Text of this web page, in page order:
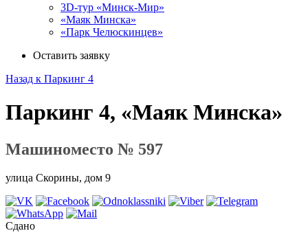
3D-тур «Минск-Мир»
«Маяк Минска»
«Парк Челюскинцев»
Оставить заявку
Назад к Паркинг 4
Паркинг 4, «Маяк Минска»
Машиноместо № 597
улица Скорины, дом 9
Сдано